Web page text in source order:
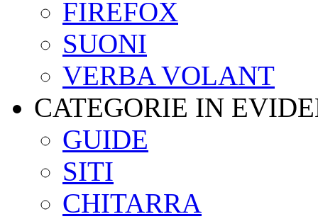
FIREFOX
SUONI
VERBA VOLANT
CATEGORIE IN
GUIDE
SITI
CHITARRA